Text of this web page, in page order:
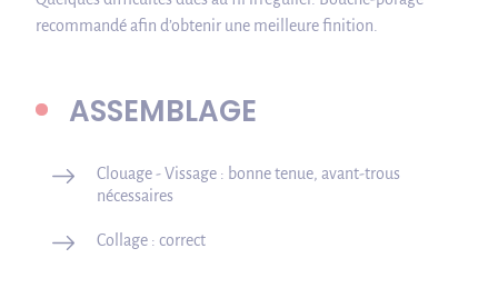
recommandé afin d’obtenir une meilleure finition.
ASSEMBLAGE
Clouage - Vissage : bonne tenue, avant-trous
nécessaires
Collage : correct